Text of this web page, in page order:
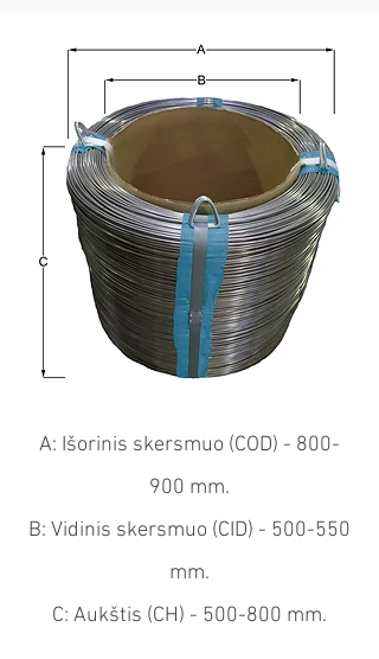
A: Išorinis skersmuo (COD) - 800-
900 mm.
B: Vidinis skersmuo (CID) - 500-550
mm.
C: Aukštis (CH) - 500-800 mm.